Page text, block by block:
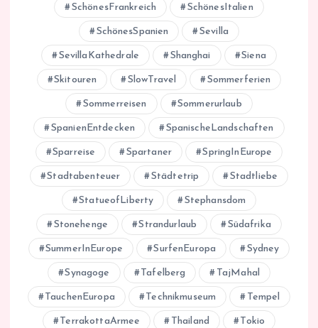
SchönesFrankreich SchönesItalien
SchönesSpanien Sevilla
SevillaKathedrale Shanghai Siena
Skitouren SlowTravel Sommerferien
Sommerreisen Sommerurlaub
SpanienEntdecken SpanischeLandschaften
Sparreise Spartaner SpringInEurope
Stadtabenteuer Städtetrip Stadtliebe
StatueofLiberty Stephansdom
Stonehenge Strandurlaub Südafrika
SummerInEurope SurfenEuropa Sydney
Synagoge Tafelberg TajMahal
TauchenEuropa Technikmuseum Tempel
TerrakottaArmee Thailand Tokio